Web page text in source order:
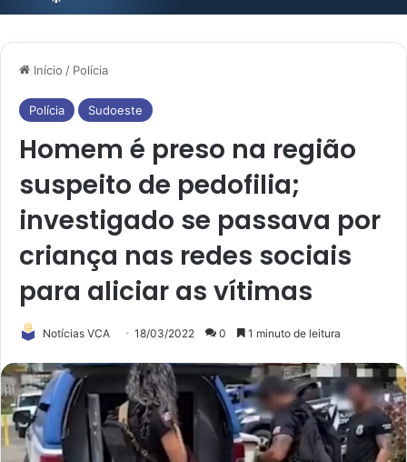
Início / Polícia
Polícia Sudoeste
Homem é preso na região
suspeito de pedofilia;
investigado se passava por
criança nas redes sociais
para aliciar as vítimas
Notícias VCA 18/03/2022 0 1 minuto de leitura